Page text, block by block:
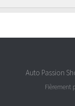
Auto Passion
Fièrement